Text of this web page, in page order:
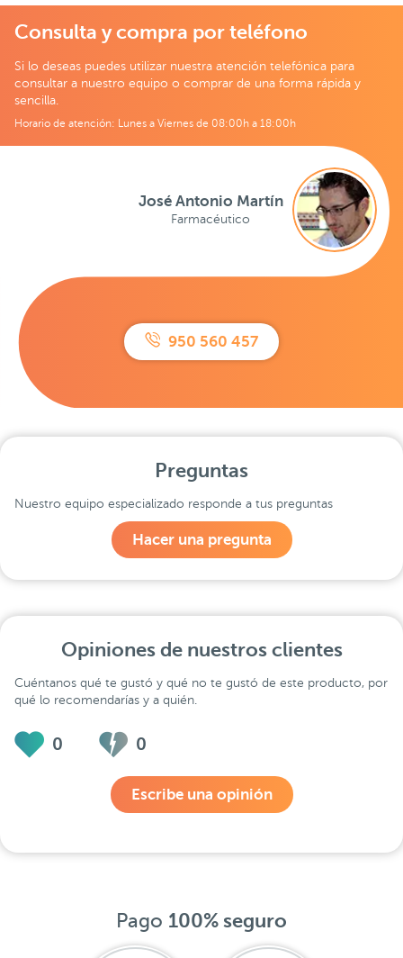
Consulta y compra por teléfono
Si lo deseas puedes utilizar nuestra atención telefónica para
consultar a nuestro equipo o comprar de una forma rápida y
sencilla.
Horario de atención: Lunes a Viernes de 08:00h a 18:00h
950 560 457
José Antonio Martín
Farmacéutico
Preguntas
Nuestro equipo especializado responde a tus preguntas
Hacer una pregunta
Opiniones de nuestros clientes
Cuéntanos qué te gustó y qué no te gustó de este producto, por
qué lo recomendarías y a quién.
0 0
Escribe una opinión
Pago 100% seguro